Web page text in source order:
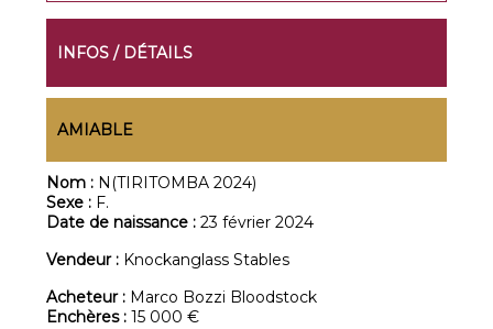
INFOS / DÉTAILS
AMIABLE
Nom : N(TIRITOMBA 2024)
Sexe : F.
Date de naissance :23 février 2024
Vendeur : Knockanglass Stables
Acheteur : Marco Bozzi Bloodstock
Enchères :15 000 €